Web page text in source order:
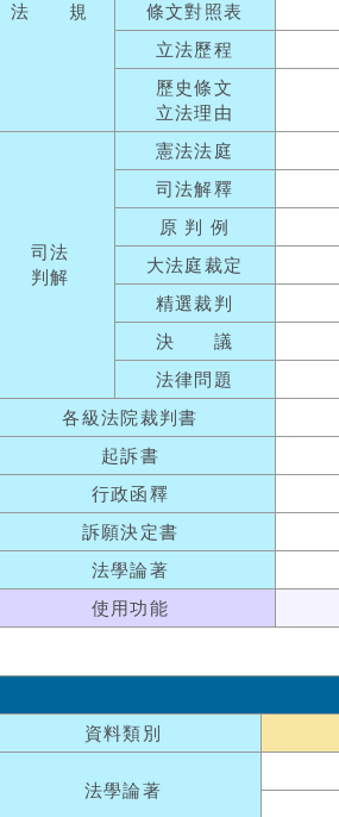
法 規
條文對照表
立法歷程
歷史條文
立法理由
司法
判解
憲法法庭
司法解釋
原 判 例
大法庭裁定
精選裁判
決 議
法律問題
各級法院裁判書
起訴書
行政函釋
訴願決定書
法學論著
使用功能
資料類別
法學論著